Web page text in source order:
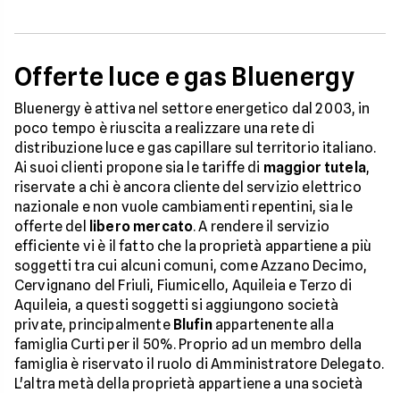
Offerte luce e gas Bluenergy
Bluenergy è attiva nel settore energetico dal 2003, in
poco tempo è riuscita a realizzare una rete di
distribuzione luce e gas capillare sul territorio italiano.
Ai suoi clienti propone sia le tariffe di maggior tutela,
riservate a chi è ancora cliente del servizio elettrico
nazionale e non vuole cambiamenti repentini, sia le
offerte del
libero mercato. A rendere il servizio
efficiente vi è il fatto che la proprietà appartiene a più
soggetti tra cui alcuni comuni, come Azzano Decimo,
Cervignano del Friuli, Fiumicello, Aquileia e Terzo di
Aquileia, a questi soggetti si aggiungono società
private, principalmente Blufinappartenente alla
famiglia Curti per il 50%. Proprio ad un membro della
famiglia è riservato il ruolo di Amministratore Delegato.
L'altra metà della proprietà appartiene a una società